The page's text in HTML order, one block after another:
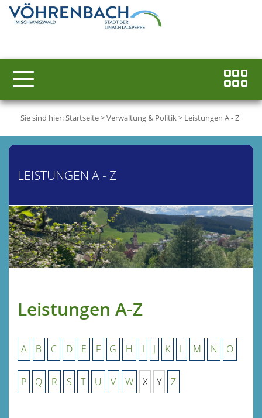
Sie sind hier:Startseite>Verwaltung & Politik> Leistungen A - Z
LEISTUNGEN A - Z
Leistungen A-Z
A B C D E F G H I J K L M N O
P Q R S T U V W X Y Z